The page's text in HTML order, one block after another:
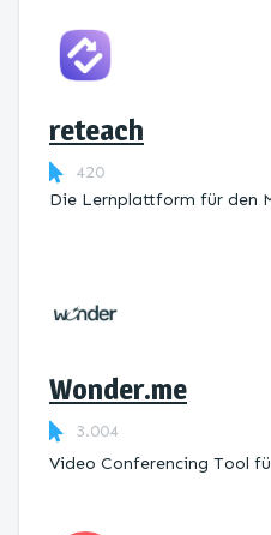
reteach
420
Die Lernplattform ​für den
Wonder.me
3.004
Video Conferencing Tool